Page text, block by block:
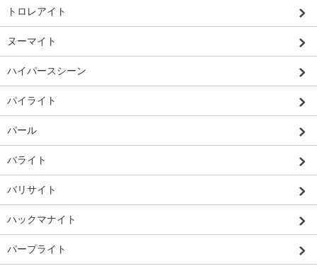
トロレアイト
ヌーマイト
ハイパースシーン
パイライト
パール
バライト
バリサイト
ハックマナイト
パープライト